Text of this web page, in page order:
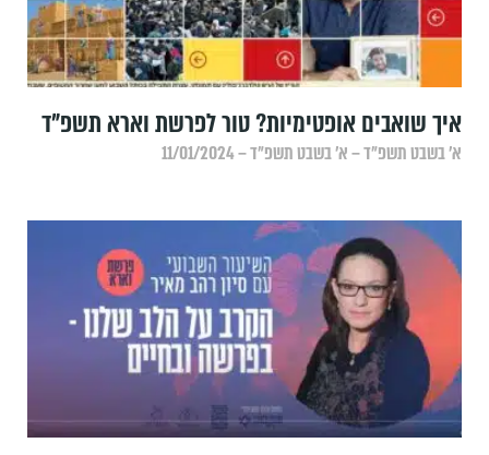
איך שואבים אופטימיות? טור לפרשת וארא תשפ"ד
א׳ בשבט תשפ״ד – א׳ בשבט תשפ״ד – 11/01/2024